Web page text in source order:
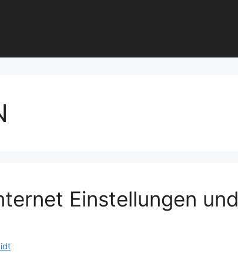
Einstellungen und